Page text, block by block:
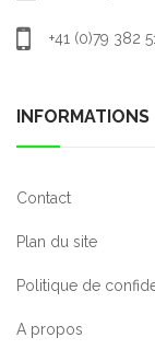
+41 (0)79 382
INFORMATIONS
Contact
Plan du site
Politique de
A propos